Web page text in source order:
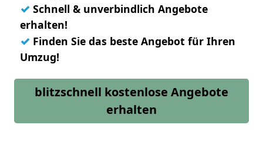
✓ Schnell & unverbindlich Angebote
erhalten!
✓ Finden Sie das beste Angebot für Ihren
Umzug!
blitzschnell kostenlose Angebote
erhalten